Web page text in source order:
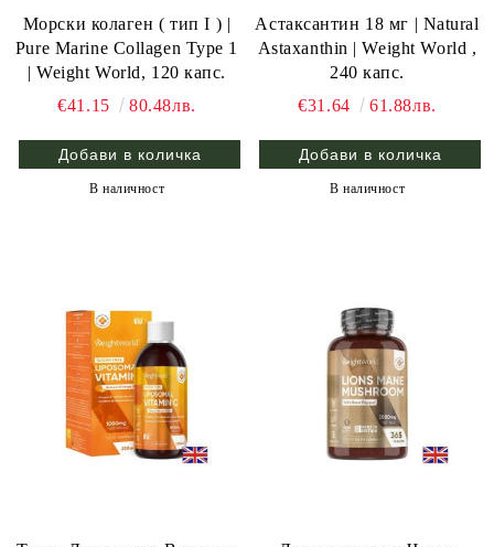
Морски колаген ( тип I ) |
Pure Marine Collagen Type 1
| Weight World, 120 капс.
€41.15
80.48лв.
В наличност
Астаксантин 18 мг | Natural
Astaxanthin | Weight World ,
240 капс.
€31.64
61.88лв.
В наличност